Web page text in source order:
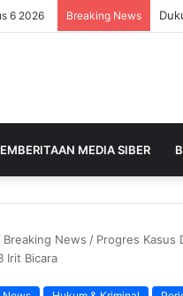
6 2026 Breaking News
MEDIA SIBER
Breaking News / Progres Kasus
Irit Bicara